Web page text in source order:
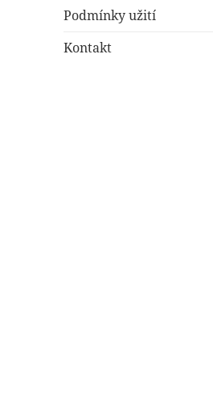
Podmínky užití
Kontakt